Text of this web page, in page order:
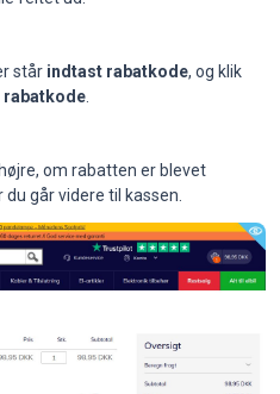
står indtast rabatkode, og klik
rabatkode
om rabatten er blevet
går videre til kassen.